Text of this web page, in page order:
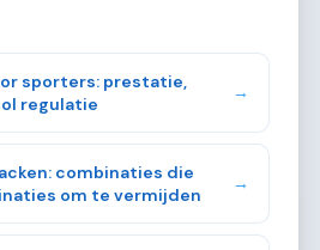
sporters: prestatie,
regulatie
→
combinaties die
om te vermijden
→